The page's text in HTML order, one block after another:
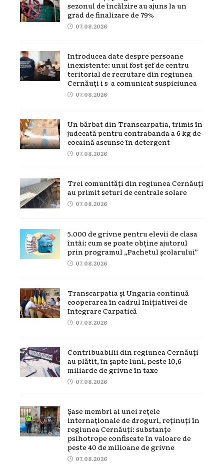
sezonul de încălzire au ajuns la un
grad de finalizare de 79%
07.08.2026
Introducea date despre persoane
inexistente: unui fost șef de centru
teritorial de recrutare din regiunea
Cernăuți i s-a comunicat suspiciunea
07.08.2026
Un bărbat din Transcarpatia, trimis în
judecată pentru contrabanda a 6 kg de
cocaină ascunse în detergent
07.08.2026
Trei comunități din regiunea Cernăuți
au primit seturi de centrale solare
07.08.2026
5.000 de grivne pentru elevii de clasa
întâi: cum se poate obține ajutorul
prin programul „Pachetul școlarului”
07.08.2026
Transcarpatia și Ungaria continuă
cooperarea în cadrul Inițiativei de
Integrare Carpatică
07.08.2026
Contribuabilii din regiunea Cernăuți
au plătit, în șapte luni, peste 10,6
miliarde de grivne în taxe
07.08.2026
Șase membri ai unei rețele
internaționale de droguri, reținuți în
regiunea Cernăuți: substanțe
psihotrope confiscate în valoare de
peste 40 de milioane de grivne
07.08.2026